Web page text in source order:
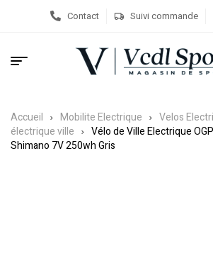
Contact Suivi commande
Accueil Mobilite Electrique Velos
électrique ville
Vélo de Ville Electrique
Shimano 7V 250wh Gris